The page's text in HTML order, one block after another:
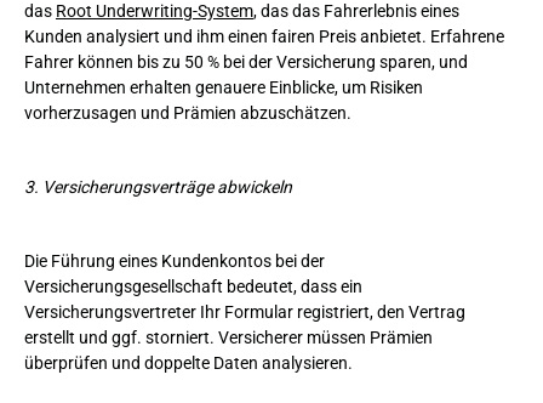
das Root Underwriting-System, das das Fahrerlebnis eines
Kunden analysiert und ihm einen fairen Preis anbietet. Erfahrene
Fahrer können bis zu 50 % bei der Versicherung sparen, und
Unternehmen erhalten genauere Einblicke, um Risiken
vorherzusagen und Prämien abzuschätzen.
3. Versicherungsverträge abwickeln
Die Führung eines Kundenkontos bei der
Versicherungsgesellschaft bedeutet, dass ein
Versicherungsvertreter Ihr Formular registriert, den Vertrag
erstellt und ggf. storniert. Versicherer müssen Prämien
überprüfen und doppelte Daten analysieren.